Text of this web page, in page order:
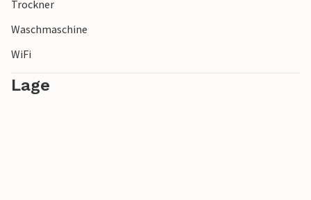
Trockner
Waschmaschine
WiFi
Lage